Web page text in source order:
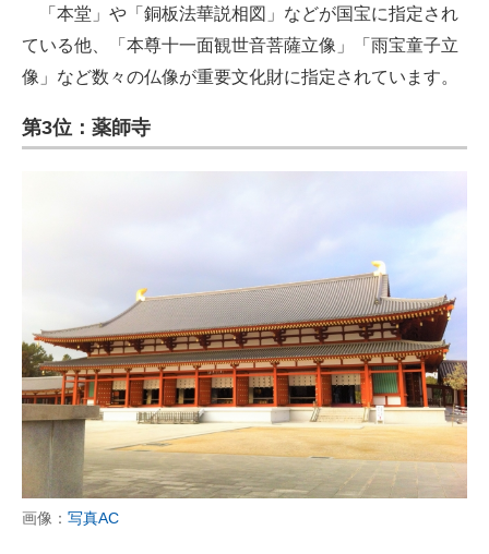
「本堂」や「銅板法華説相図」などが国宝に指定され
ている他、「本尊十一面観世音菩薩立像」「雨宝童子立
像」など数々の仏像が重要文化財に指定されています。
第3位：薬師寺
画像： 写真AC